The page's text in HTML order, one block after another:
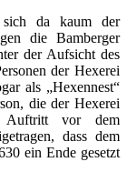
sich da kaum der
die Bamberger
der Aufsicht des
der Hexerei
als „Hexennest“
die der Hexerei
Auftritt vor dem
dass dem
ein Ende gesetzt